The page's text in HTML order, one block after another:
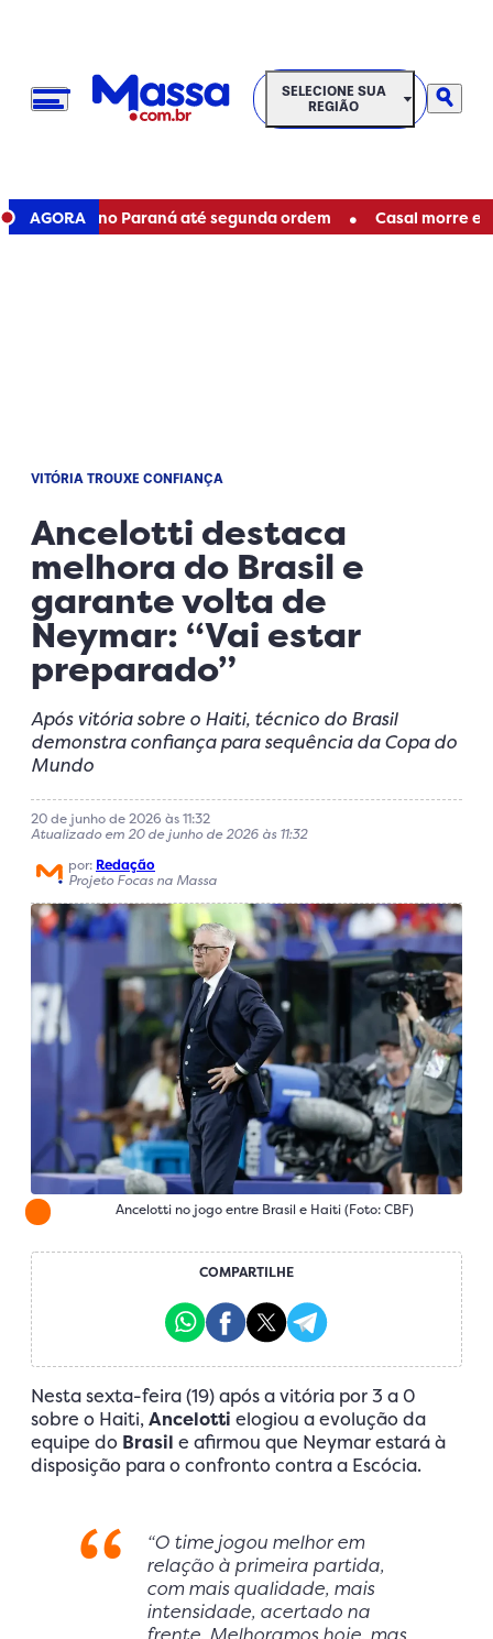
SELECIONE SUA REGIÃO
SELECIONE SUA
REGIÃO
AGORA
no Paraná até segunda ordem • Casal morre em
VITÓRIA TROUXE CONFIANÇA
Ancelotti destaca
melhora do Brasil e
garante volta de
Neymar: “Vai estar
preparado”
Após vitória sobre o Haiti, técnico do Brasil
demonstra confiança para sequência da Copa do
Mundo
20 de junho de 2026 às 11:32
Atualizado em 20 de junho de 2026 às 11:32
por: Redação
Projeto Focas na Massa
Ancelotti no jogo entre Brasil e Haiti (Foto: CBF)
COMPARTILHE
Nesta sexta-feira (19) após a vitória por 3 a 0
sobre o Haiti,Ancelotti elogiou a evolução da
equipe do Brasil e afirmou que Neymar estará à
disposição para o confronto contra a Escócia.
“O time jogou melhor em
relação à primeira partida,
com mais qualidade, mais
intensidade, acertado na